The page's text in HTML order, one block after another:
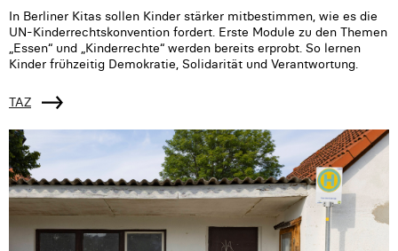
In Berliner Kitas sollen Kinder stärker mitbestimmen, wie es die
UN-Kinderrechtskonvention fordert. Erste Module zu den Themen
„Essen“ und „Kinderrechte“ werden bereits erprobt. So lernen
Kinder frühzeitig Demokratie, Solidarität und Verantwortung.
TAZ